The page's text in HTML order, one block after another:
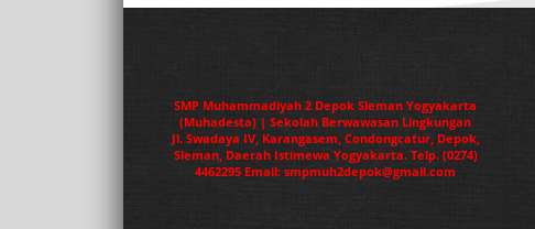
SMP Muhammadiyah 2 Depok Sleman Yogyakarta
(Muhadesta) | Sekolah Berwawasan Lingkungan
Jl. Swadaya IV, Karangasem, Condongcatur, Depok,
Sleman, Daerah Istimewa Yogyakarta. Telp. (0274)
4462295 Email: smpmuh2depok@gmail.com